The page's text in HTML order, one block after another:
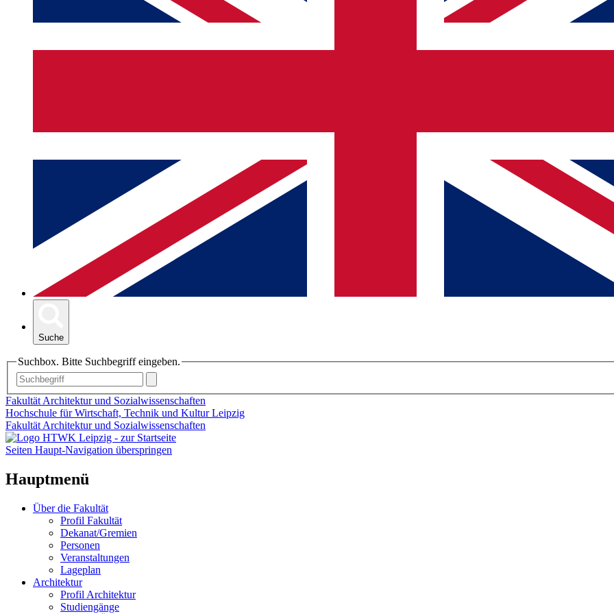
Suche
Suchbox. Bitte Suchbegriff eingeben.
Fakultät Architektur und Sozialwissenschaften
Hochschule für Wirtschaft, Technik und Kultur Leipzig
Fakultät Architektur und Sozialwissenschaften
Seiten Haupt-Navigation überspringen
Hauptmenü
Über die Fakultät
Profil Fakultät
Dekanat/Gremien
Personen
Veranstaltungen
Lageplan
Architektur
Profil Architektur
Studiengänge